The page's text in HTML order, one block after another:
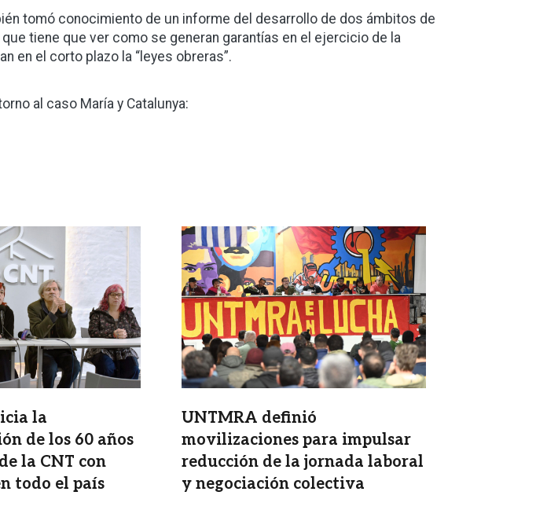
tomó conocimiento de un informe del desarrollo de dos ámbitos de
tiene que ver como se generan garantías en el ejercicio de la
en el corto plazo la “leyes obreras”.
al caso María y Catalunya:
la
de los 60 años
la CNT con
todo el país
Imagen
UNTMRA definió
movilizaciones para impulsar
reducción de la jornada laboral
y negociación colectiva